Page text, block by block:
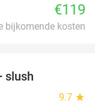
€119
bijkomende kosten
slush
9.7 star